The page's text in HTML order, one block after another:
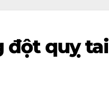
đột quỵ tai